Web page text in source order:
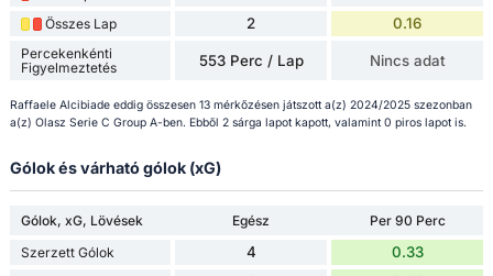
Összes Lap 2 0.16
Percekenkénti
Figyelmeztetés
553 Perc / Lap Nincs adat
Raffaele Alcibiade eddig összesen 13 mérkőzésen játszott a(z) 2024/2025 szezonban
a(z) Olasz Serie C Group A-ben. Ebből 2 sárga lapot kapott, valamint 0 piros lapot is.
Gólok és várható gólok (xG)
Gólok, xG, Lövések Egész
Per 90 Perc
Szerzett Gólok
4 0.33